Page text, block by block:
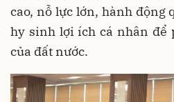
cao, nỗ lực lớn, hành động
hy sinh lợi ích cá nhân để
của đất nước.